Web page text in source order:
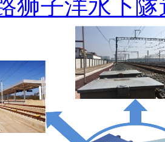
狮子洋水下